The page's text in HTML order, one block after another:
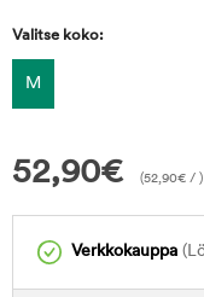
Valitse koko:
M
52,90€ (52,90€ / )
Verkkokauppa